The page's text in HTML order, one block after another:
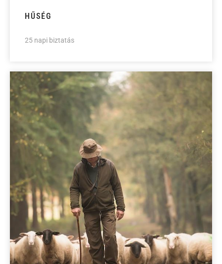
HŰSÉG
25 napi biztatás